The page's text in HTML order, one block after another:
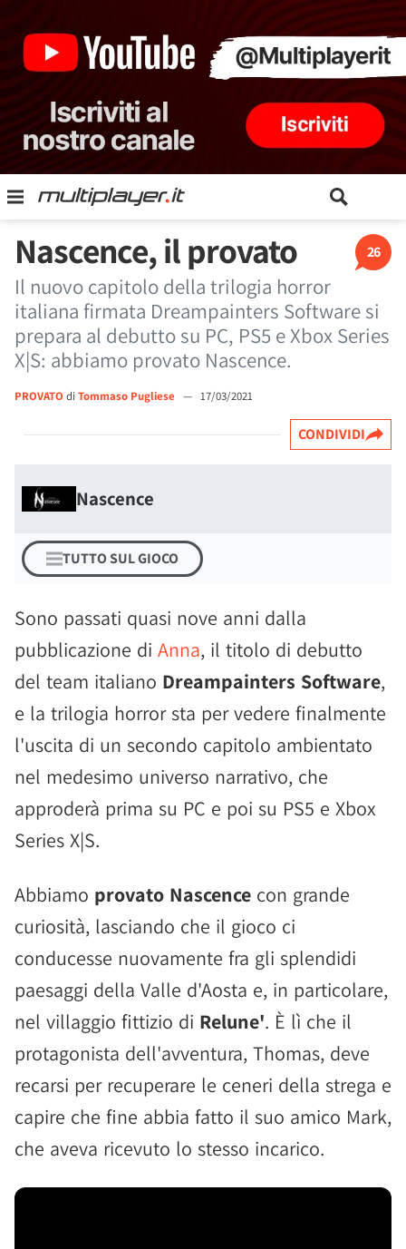
26
Nascence, il provato
Il nuovo capitolo della trilogia horror
italiana firmata Dreampainters Software si
prepara al debutto su PC, PS5 e Xbox Series
X|S: abbiamo provato Nascence.
PROVATO di Tommaso Pugliese — 17/03/2021
CONDIVIDI
Nascence
TUTTO SUL GIOCO
Sono passati quasi nove anni dalla
pubblicazione di Anna, il titolo di debutto
del team italiano Dreampainters Software,
e la trilogia horror sta per vedere finalmente
l'uscita di un secondo capitolo ambientato
nel medesimo universo narrativo, che
approderà prima su PC e poi su PS5 e Xbox
Series X|S.
Abbiamo provato Nascence con grande
curiosità, lasciando che il gioco ci
conducesse nuovamente fra gli splendidi
paesaggi della Valle d'Aosta e, in particolare,
nel villaggio fittizio di Relune'. È lì che il
protagonista dell'avventura, Thomas, deve
recarsi per recuperare le ceneri della strega e
capire che fine abbia fatto il suo amico Mark,
che aveva ricevuto lo stesso incarico.